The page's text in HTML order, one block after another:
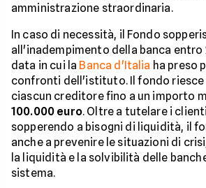
amministrazione straordinaria.
In caso di necessità, il Fondo
all'inadempimento della banca entro
data in cui la Banca d'Italia ha preso
confronti dell'istituto. Il fondo riesce
ciascun creditore fino a un importo
100.000 euro. Oltre a tutelare i
sopperendo a bisogni di liquidità, il
anche a prevenire le situazioni di
la liquidità e la solvibilità delle
sistema.